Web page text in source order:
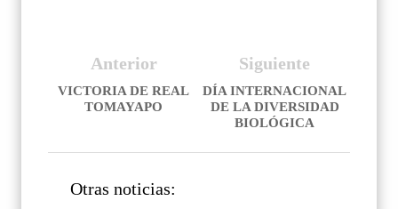
Siguiente
DÍA INTERNACIONAL
DE LA DIVERSIDAD
BIOLÓGICA
Anterior
VICTORIA DE REAL
TOMAYAPO
Otras noticias: